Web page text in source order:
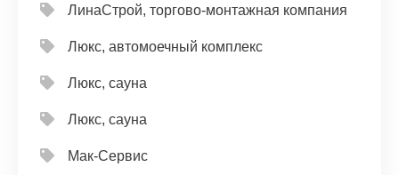
ЛинаСтрой, торгово-монтажная компания
Люкс, автомоечный комплекс
Люкс, сауна
Люкс, сауна
Мак-Сервис